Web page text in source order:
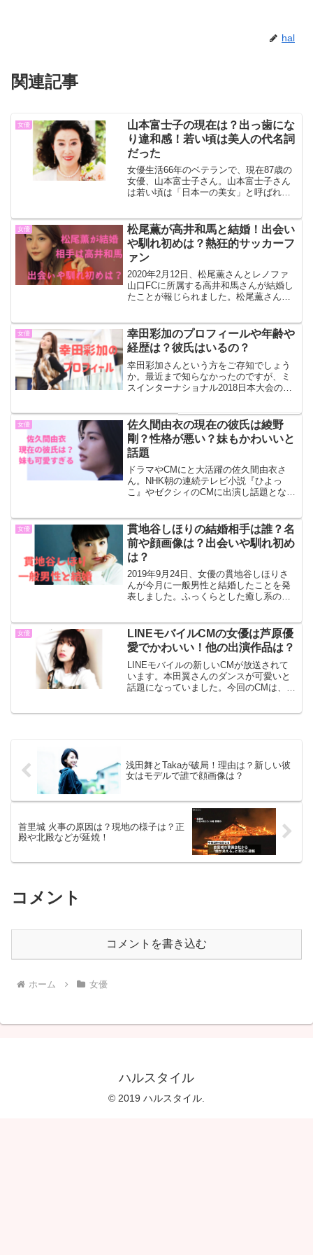
hal
関連記事
女優
山本富士子の現在は？出っ歯にな
り違和感！若い頃は美人の代名詞
だった
女優生活66年のベテランで、現在87歳の
女優、山本富士子さん。山本富士子さん
は若い頃は「日本一の美女」と呼ばれ、
ちょっとした話題になっていますが、本
当なのでしょうか。山...
女優
松尾薫が高井和馬と結婚！出会い
や馴れ初めは？熱狂的サッカーフ
ァン
2020年2月12日、松尾薫さんとレノファ
山口FCに所属する高井和馬さんが結婚し
たことが報じられました。松尾薫さんと
が結婚山口FW高井和馬が結婚発表! お相
手は東京Vサ...
女優
幸田彩加のプロフィールや年齢や
経歴は？彼氏はいるの？
幸田彩加さんという方をご存知でしょう
か。最近まで知らなかったのですが、ミ
スインターナショナル2018日本大会のフ
フィールや年齢、経歴などについて調べ
てみました。幸田彩加...
女優
佐久間由衣の現在の彼氏は綾野
剛？性格が悪い？妹もかわいいと
話題
ドラマやCMにと大活躍の佐久間由衣さ
ん。NHK朝の連続テレビ小説『ひよっ
こ』やゼクシィのCMに出演し話題となり
と熱愛が報じられましたが、現在も続い
ているのかなどについて...
女優
貫地谷しほりの結婚相手は誰？名
前や顔画像は？出会いや馴れ初め
は？
2019年9月24日、女優の貫地谷しほりさ
んが今月に一般男性と結婚したことを発
表しました。ふっくらとした癒し系の女
か。名前や顔画像、出会いや馴れ初めな
どについて調べてみま...
女優
LINEモバイルCMの女優は芦原優
愛でかわいい！他の出演作品は？
LINEモバイルの新しいCMが放送されて
います。本田翼さんのダンスが可愛いと
話題になっていました。今回のCMは、リ
浅田舞とTakaが破局！理由は？新しい彼
女はモデルで誰で顔画像は？
首里城 火事の原因は？現地の様子は？正
殿や北殿などが延焼！
コメント
コメントを書き込む
ホーム 女優
ハルスタイル
© 2019 ハルスタイル.